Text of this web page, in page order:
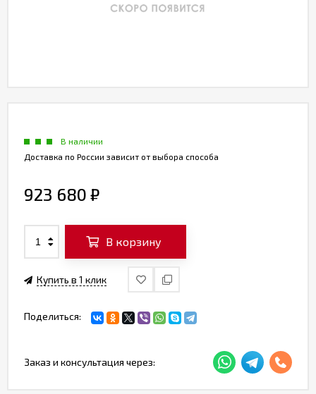
В наличии
Доставка по России зависит от выбора способа
923 680 ₽
В корзину
Купить в 1 клик
Поделиться:
Заказ и консультация через: